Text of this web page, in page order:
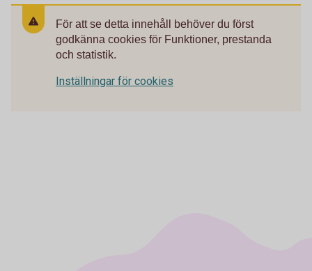
För att se detta innehåll behöver du först
godkänna cookies för Funktioner, prestanda
och statistik.
Inställningar för cookies